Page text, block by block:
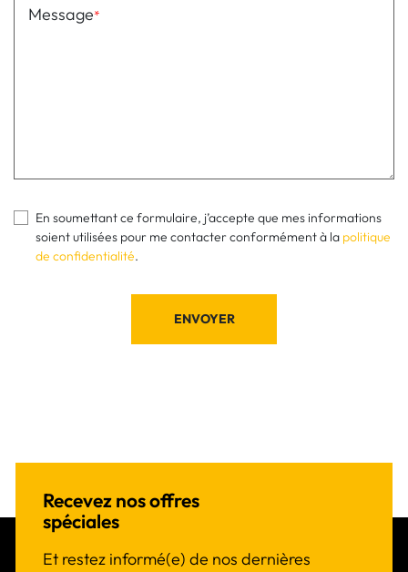
Message
En soumettant ce formulaire, j’accepte que mes informations
soient utilisées pour me contacter conformément à la politique
de confidentialité.
ENVOYER
Recevez nos offres
spéciales
Et restez informé(e) de nos dernières